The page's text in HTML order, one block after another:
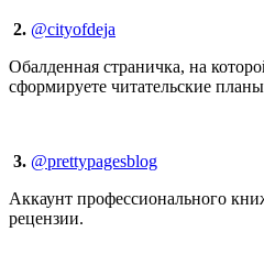
2. @cityofdeja
Обалденная страничка, на
сформируете читательские
3. @prettypagesblog
Аккаунт профессионального
рецензии.